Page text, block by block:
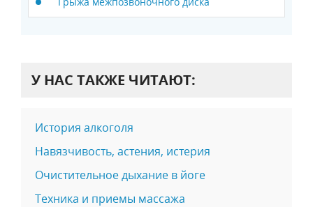
У НАС ТАКЖЕ ЧИТАЮТ:
История алкоголя
Навязчивость, астения, истерия
Очистительное дыхание в йоге
Техника и приемы массажа